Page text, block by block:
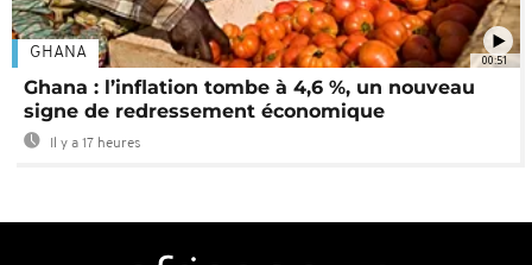
00:51
GHANA
Ghana : l’inflation tombe à 4,6 %, un nouveau
signe de redressement économique
Il y a 17 heures